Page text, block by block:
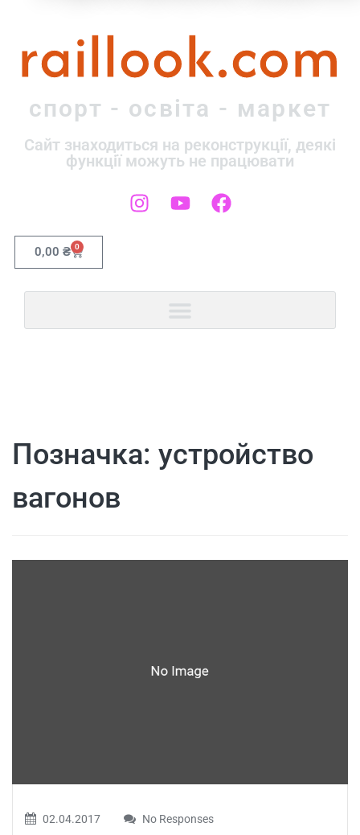
raillook.com
спорт - освіта - маркет
Сайт знаходиться на реконструкції, деякі
функції можуть не працювати
0,00 ₴ 0
Позначка: устройство
вагонов
02.04.2017 No Responses